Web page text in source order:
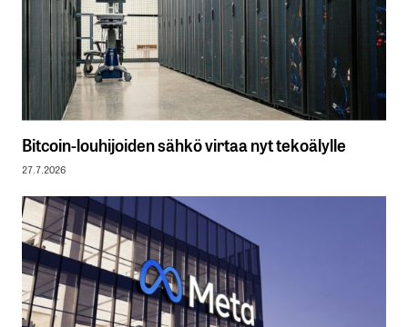
Bitcoin-louhijoiden sähkö virtaa nyt tekoälylle
27.7.2026